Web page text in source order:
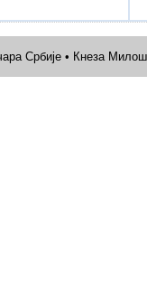
Србије • Кнеза